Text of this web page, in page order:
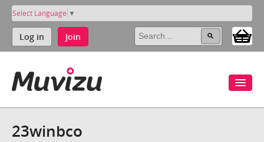
Select Language ▼
Log in Join
23winbco